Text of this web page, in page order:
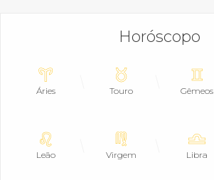
Horóscopo
Áries Touro Gêmeos
Leão Virgem Libra